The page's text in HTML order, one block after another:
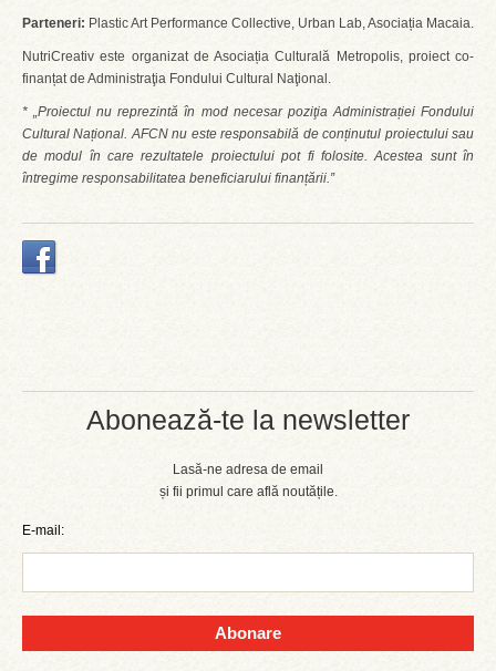
Abonează-te la newsletter
Lasă-ne adresa de email
și fii primul care află noutățile.
E-mail:
Abonare
Parteneri: Plastic Art Performance Collective, Urban Lab, Asociația Macaia.
NutriCreativ este organizat de Asociația Culturală Metropolis, proiect co-
finanțat de Administraţia Fondului Cultural Naţional.
* „Proiectul nu reprezintă în mod necesar poziţia Administrației Fondului
Cultural Național. AFCN nu este responsabilă de conținutul proiectului sau
de modul în care rezultatele proiectului pot fi folosite. Acestea sunt în
întregime responsabilitatea beneficiarului finanțării.”